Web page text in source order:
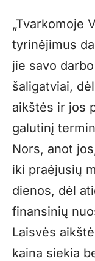
„Tvarkomoje
tyrinėjimus
jie savo
šaligatviai,
aikštės ir jos
galutinį
Nors, anot
iki praėjusių
dienos, dėl
finansinių
Laisvės
kaina siekia